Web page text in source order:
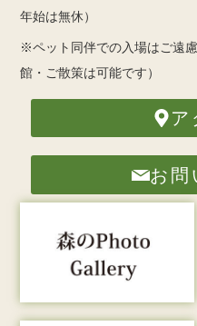
年始は無休）
※ペット同伴での入場はご遠
館・ご散策は可能です）
ア
お問